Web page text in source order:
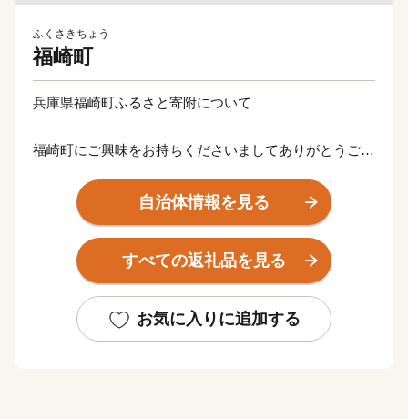
ふくさきちょう
福崎町
兵庫県福崎町ふるさと寄附について
福崎町にご興味をお持ちくださいましてありがとうござ
心ばかりではございますが、ご寄附くださった方には
お礼の品をご用意させていただきます。
どうぞ福崎町を応援くださいますようよろしくお願いい
たします。
※福崎町は寄附回数の制限はございません。
※年に何度でもお申込みをしていただけます。
自治体情報を見る
すべての返礼品を見る
お気に入りに追加する